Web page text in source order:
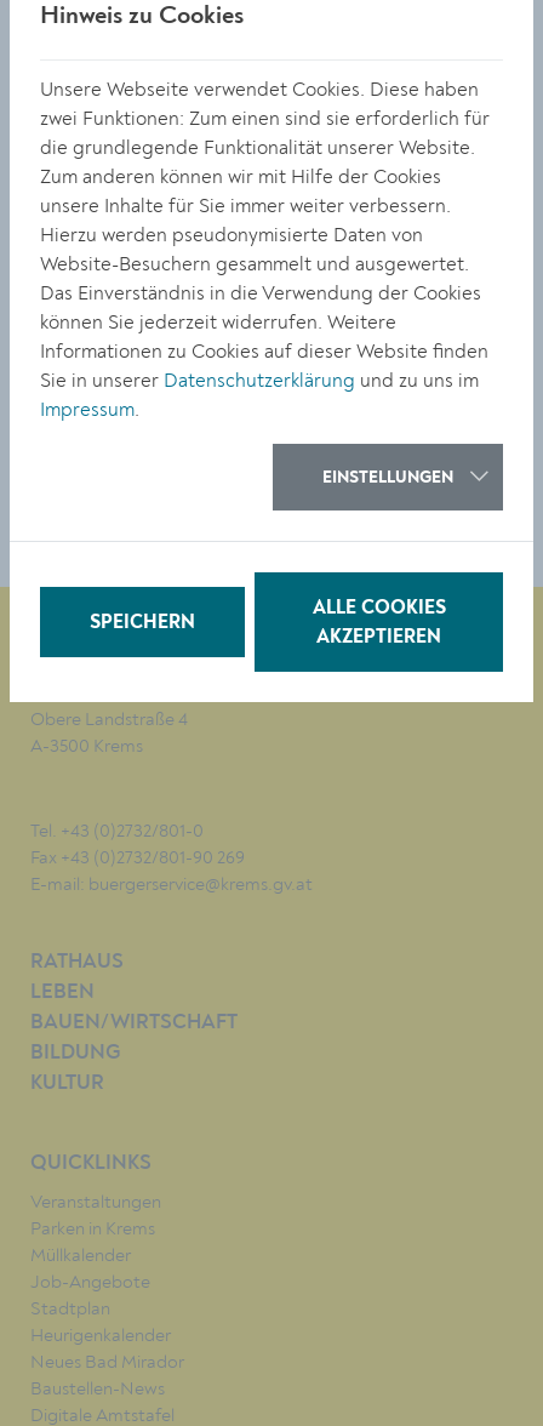
Größe:
4000 x 3000 Px
2.69 MB
© Stadt Krems
DOWNLOAD
Obere Landstraße 4
A-3500 Krems
Tel. +43 (0)2732/801-0
Fax +43 (0)2732/801-90 269
E-mail: buergerservice@krems.gv.at
RATHAUS
LEBEN
BAUEN/WIRTSCHAFT
BILDUNG
KULTUR
QUICKLINKS
Veranstaltungen
Parken in Krems
Müllkalender
Job-Angebote
Stadtplan
Heurigenkalender
Neues Bad Mirador
Baustellen-News
Digitale Amtstafel
Hinweis zu Cookies
Unsere Webseite verwendet Cookies. Diese haben
zwei Funktionen: Zum einen sind sie erforderlich für
die grundlegende Funktionalität unserer Website.
Zum anderen können wir mit Hilfe der Cookies
unsere Inhalte für Sie immer weiter verbessern.
Hierzu werden pseudonymisierte Daten von
Website-Besuchern gesammelt und ausgewertet.
Das Einverständnis in die Verwendung der Cookies
können Sie jederzeit widerrufen. Weitere
Informationen zu Cookies auf dieser Website finden
Sie in unserer Datenschutzerklärung und zu uns im
Impressum.
EINSTELLUNGEN
SPEICHERN
ALLE COOKIES
AKZEPTIEREN